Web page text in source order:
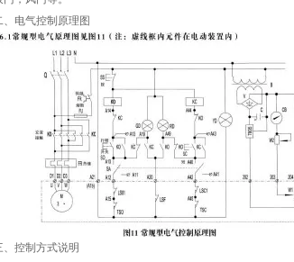
、电气控制原理图
、控制方式说明